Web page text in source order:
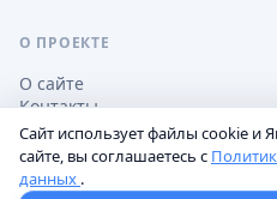
О ПРОЕКТЕ
О сайте
Контакты
Обработка персональных
Сайт использует файлы cookie и
сайте, вы соглашаетесь с
данных .